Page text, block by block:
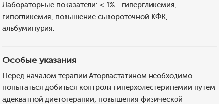
Лабораторные показатели: < 1% - гипергликемия,
гипогликемия, повышение сывороточной КФК,
альбуминурия.
Особые указания
Перед началом терапии Аторвастатином необходимо
попытаться добиться контроля гиперхолестеринемии путем
адекватной диетотерапии, повышения физической